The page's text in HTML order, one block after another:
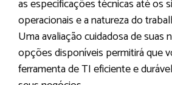
as especificações técnicas até os
operacionais e a natureza do
Uma avaliação cuidadosa de suas
opções disponíveis permitirá que
ferramenta de TI eficiente e